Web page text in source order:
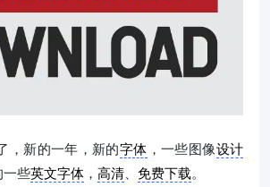
，新的一年，新的字体 ，一些图像设计
一些英文字体 ， 高清、 免费下载。